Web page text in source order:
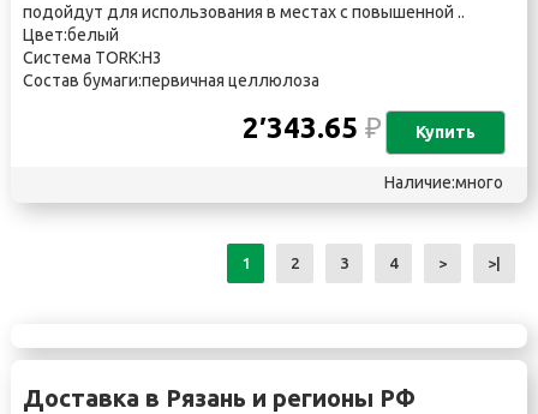
подойдут для использования в местах с повышенной ..
Цвет:белый
Система TORK:Н3
Состав бумаги:первичная целлюлоза
2′343.65₽ Купить
Наличие:много
1 2 3 4 > >|
Доставка в Рязань и регионы РФ